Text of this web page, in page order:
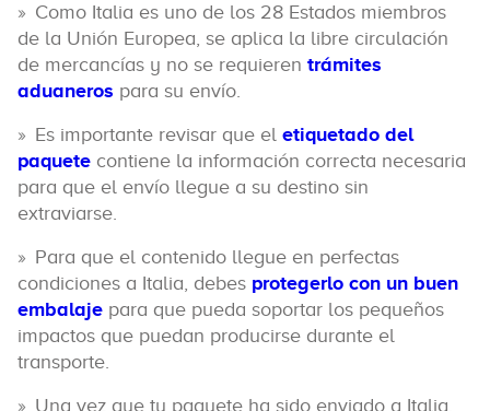
Como Italia es uno de los 28 Estados miembros
de la Unión Europea, se aplica la libre circulación
de mercancías y no se requieren trámites
aduaneros para su envío.
Es importante revisar que el etiquetado del
paquete contiene la información correcta necesaria
para que el envío llegue a su destino sin
extraviarse.
Para que el contenido llegue en perfectas
condiciones a Italia, debes protegerlo con un buen
embalaje para que pueda soportar los pequeños
impactos que puedan producirse durante el
transporte.
Una vez que tu paquete ha sido enviado a Italia,